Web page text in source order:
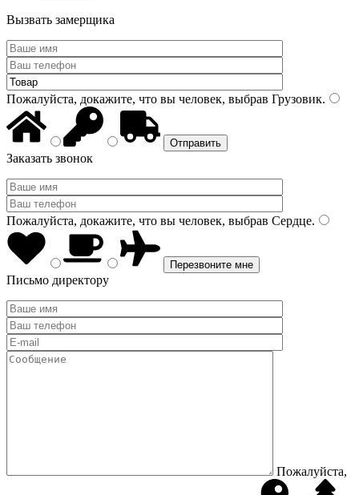
Вызвать замерщика
Пожалуйста, докажите, что вы человек, выбрав Грузовик.
Заказать звонок
Пожалуйста, докажите, что вы человек, выбрав Сердце.
Письмо директору
Пожалуйста,